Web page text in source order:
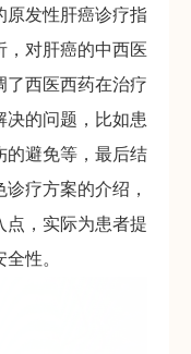
原发性肝癌诊疗指
，对肝癌的中西医
了西医西药在治疗
决的问题，比如患
的避免等，最后结
疗方案的介绍，
点，实际为患者提
性。